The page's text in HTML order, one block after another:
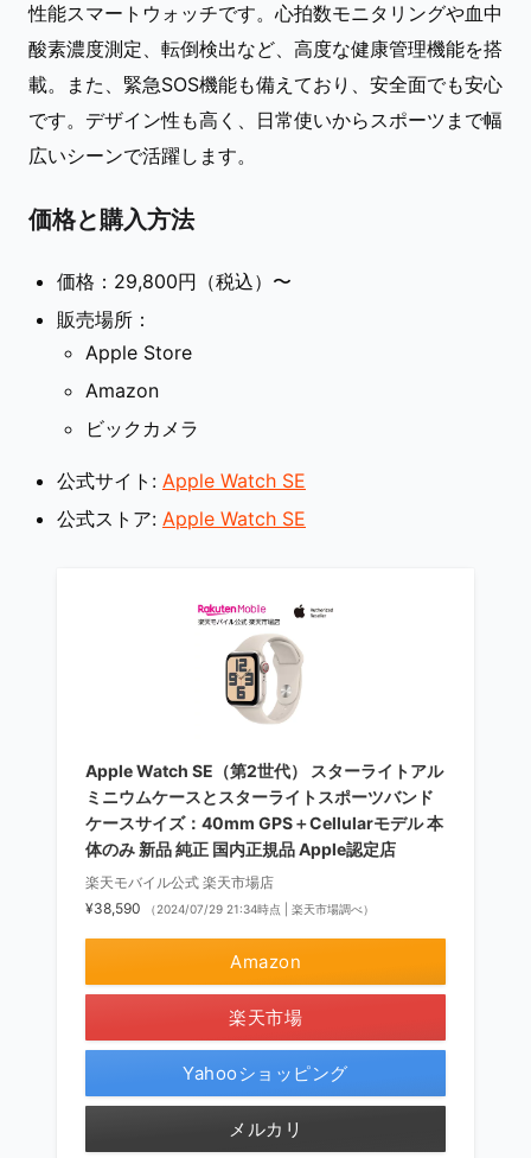
性能スマートウォッチです。心拍数モニタリングや血中
酸素濃度測定、転倒検出など、高度な健康管理機能を搭
載。また、緊急SOS機能も備えており、安全面でも安心
です。デザイン性も高く、日常使いからスポーツまで幅
広いシーンで活躍します。
価格と購入方法
価格：29,800円（税込）〜
販売場所：
Apple Store
Amazon
ビックカメラ
公式サイト: Apple Watch SE
公式ストア: Apple Watch SE
Apple Watch SE（第2世代） スターライトアル
ミニウムケースとスターライトスポーツバンド
ケースサイズ：40mm GPS＋Cellularモデル 本
体のみ 新品 純正 国内正規品 Apple認定店
楽天モバイル公式 楽天市場店
¥38,590
（2024/07/29 21:34時点 | 楽天市場調べ）
Amazon
楽天市場
Yahooショッピング
メルカリ